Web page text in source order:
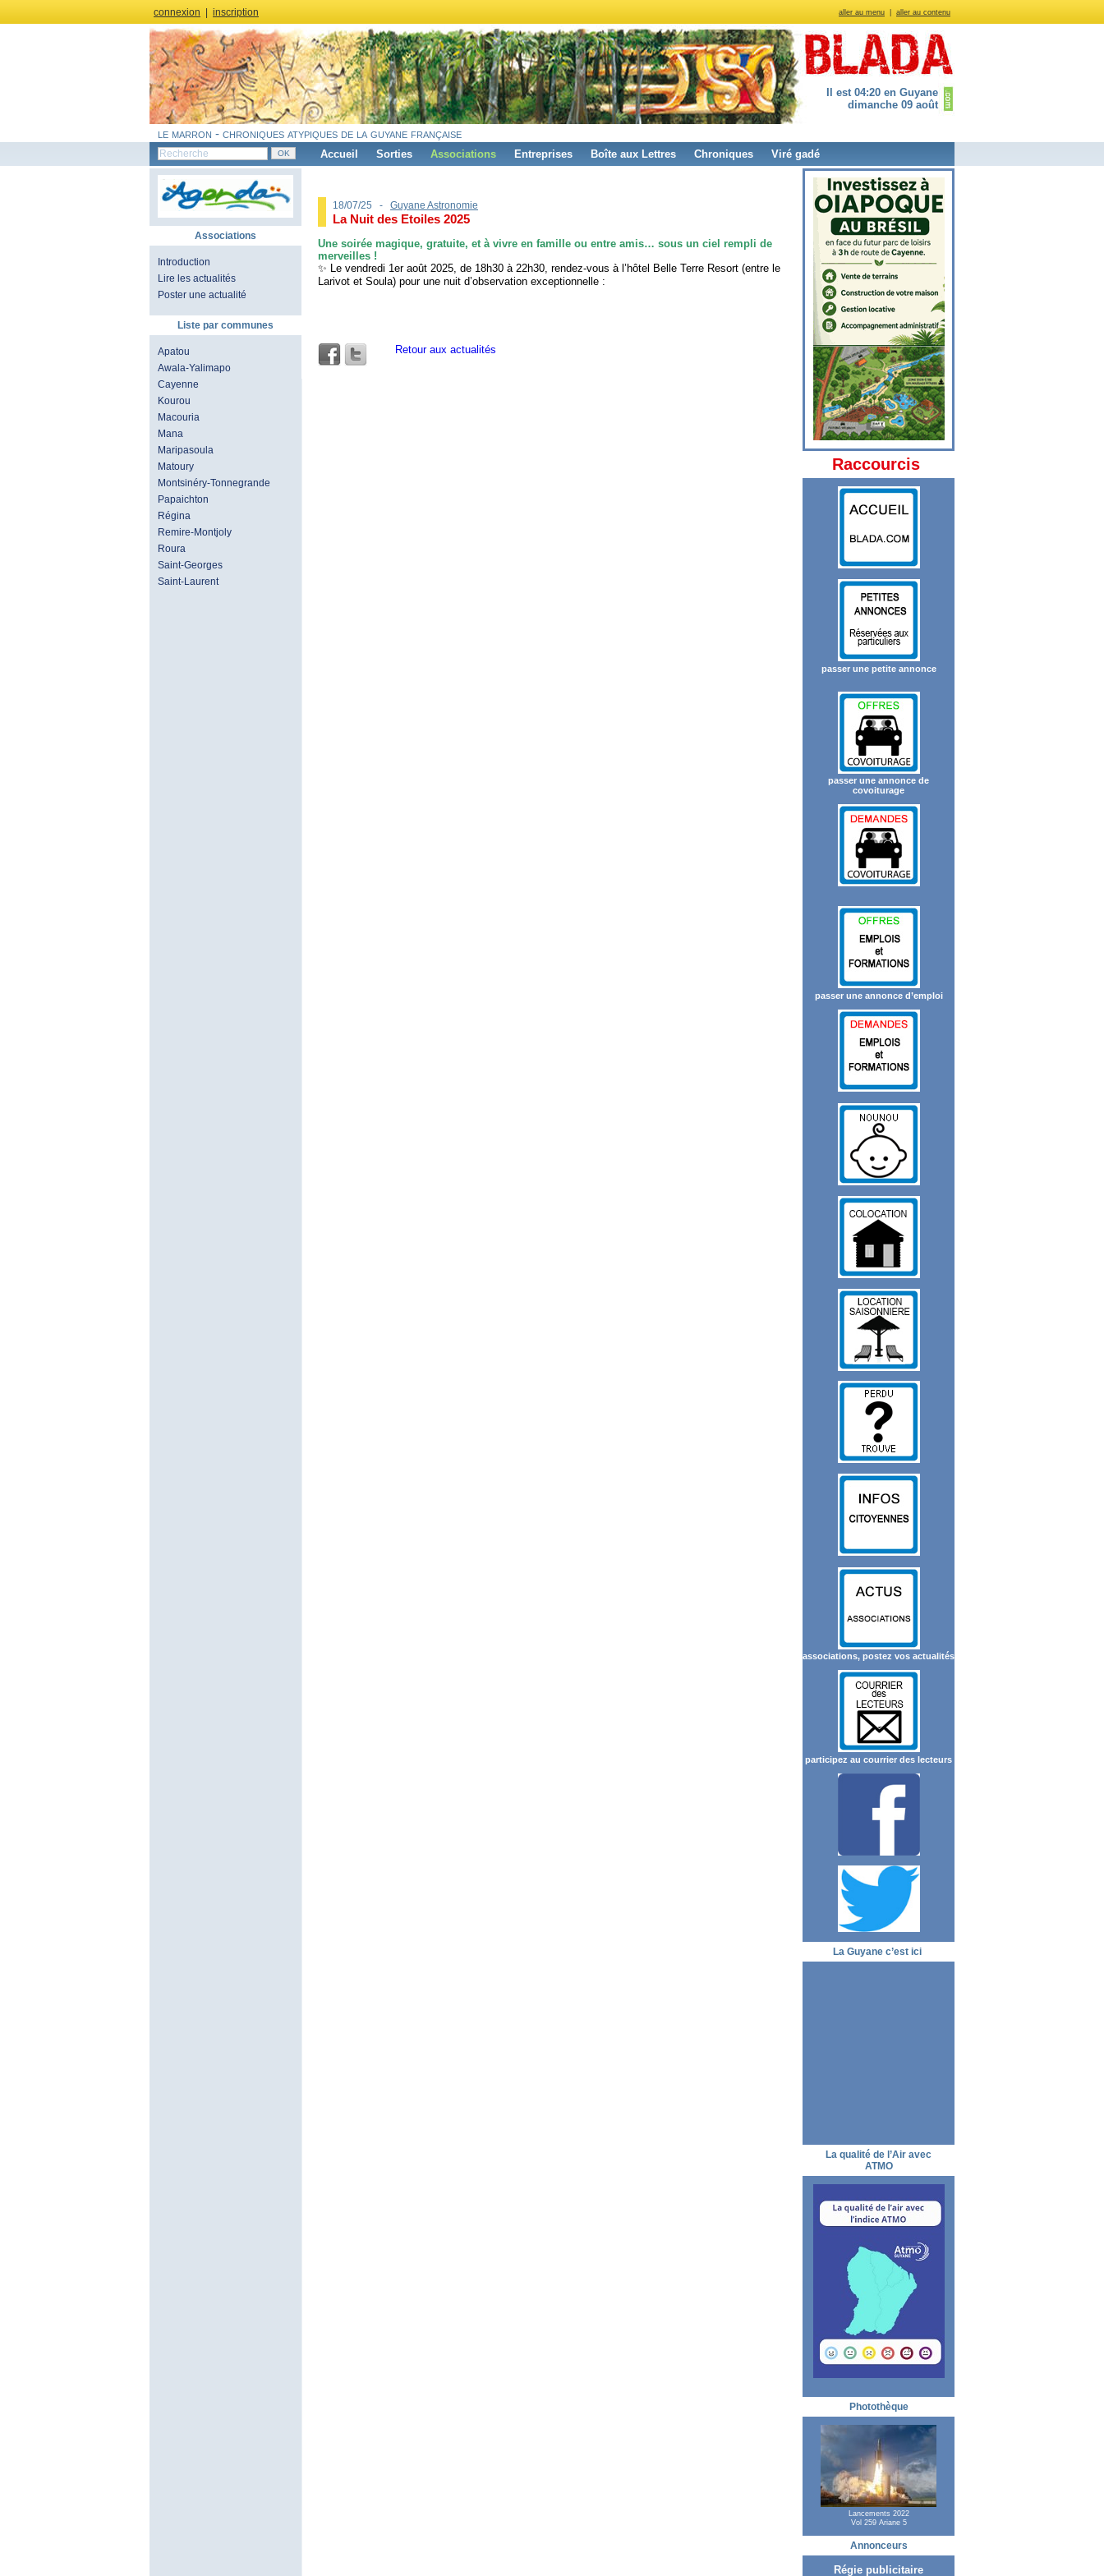
aller au menu aller au contenu
connexion inscription
Il est 04:20 en Guyane
dimanche 09 août
le marron - chroniques atypiques de la guyane française
Accueil Sorties Associations Entreprises Boîte aux Lettres Chroniques Viré gadé
Associations
Introduction
Lire les actualités
Poster une actualité
Liste par communes
Apatou
Awala-Yalimapo
Cayenne
Kourou
Macouria
Mana
Maripasoula
Matoury
Montsinéry-Tonnegrande
Papaichton
Régina
Remire-Montjoly
Roura
Saint-Georges
Saint-Laurent
18/07/25 - Guyane Astronomie
La Nuit des Etoiles 2025
Une soirée magique, gratuite, et à vivre en famille ou entre amis… sous un ciel rempli de
merveilles !
✨ Le vendredi 1er août 2025, de 18h30 à 22h30, rendez-vous à l’hôtel Belle Terre Resort (entre le
Larivot et Soula) pour une nuit d’observation exceptionnelle :
Retour aux actualités
Raccourcis
passer une petite annonce
passer une annonce de
covoiturage
passer une annonce d’emploi
associations, postez vos actualités
participez au courrier des lecteurs
La Guyane c’est ici
La qualité de l’Air avec
ATMO
Photothèque
Lancements 2022
Vol 259 Ariane 5
Annonceurs
Régie publicitaire